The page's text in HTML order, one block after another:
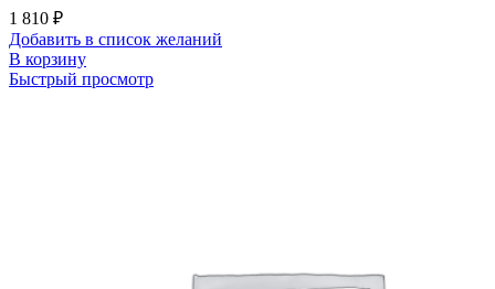
1 810 ₽
Добавить в список желаний
В корзину
Быстрый просмотр